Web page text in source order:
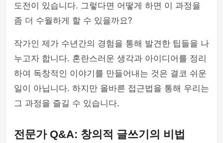
도전이 있습니다. 그렇다면 어떻게 하면 이 과정을
좀 더 수월하게 할 수 있을까요?
작가인 제가 수년간의 경험을 통해 발견한 팁들을 나
누고자 합니다. 혼란스러운 생각과 아이디어를 정리
하여 독창적인 이야기를 만들어내는 것은 결코 쉬운
일이 아닙니다. 하지만 올바른 접근법을 통해 우리는
그 과정을 즐길 수 있습니다.
전문가 Q&A: 창의적 글쓰기의 비법